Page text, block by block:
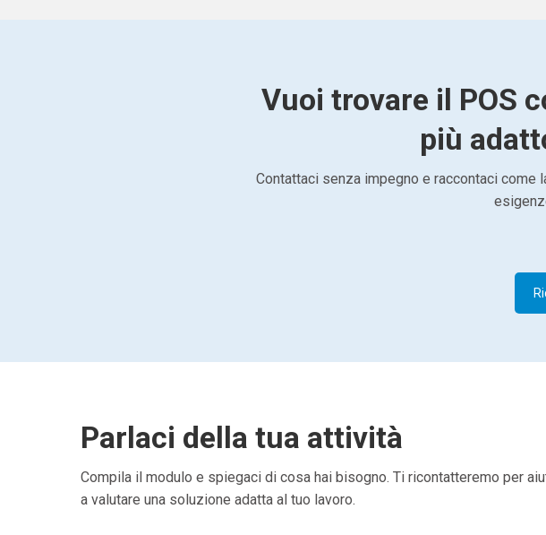
Vuoi trovare il POS
più
Contattaci senza impegno e raccontaci come
Parlaci della tua attività
Compila il modulo e spiegaci di cosa hai bisogno. Ti ricontatteremo per
a valutare una soluzione adatta al tuo lavoro.